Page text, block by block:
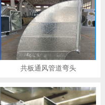
共板通风管道弯头